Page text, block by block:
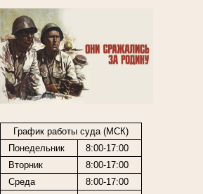
График работы суда (МСК)
Понедельник
8:00-17:00
Вторник
8:00-17:00
Среда
8:00-17:00